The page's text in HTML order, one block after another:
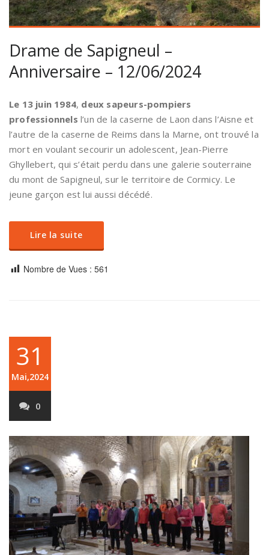
Drame de Sapigneul –
Anniversaire – 12/06/2024
Le 13 juin 1984, deux sapeurs-pompiers
professionnels l’un de la caserne de Laon dans l’Aisne et
l’autre de la caserne de Reims dans la Marne, ont trouvé la
mort en voulant secourir un adolescent, Jean-Pierre
Ghyllebert, qui s’était perdu dans une galerie souterraine
du mont de Sapigneul, sur le territoire de Cormicy. Le
jeune garçon est lui aussi décédé.
Lire la suite
Nombre de Vues : 561
31
Mai,2024
0